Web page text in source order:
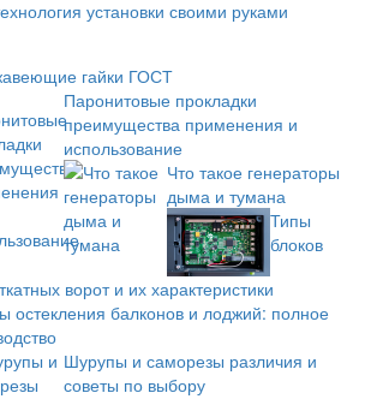
установки своими руками
гайки ГОСТ
Паронитовые прокладки
преимущества применения и
использование
Что такое генераторы
дыма и тумана
Типы
блоков
ворот и их характеристики
остекления балконов и лоджий: полное
Шурупы и саморезы различия и
советы по выбору